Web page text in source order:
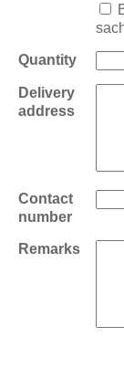
Quantity
Delivery
address
Contact
number
Remarks